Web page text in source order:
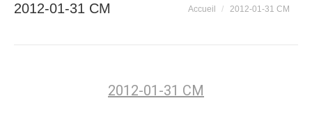
2012-01-31 CM Vous êtes ici :
Accueil 2012-01-31 CM
2012-01-31 CM